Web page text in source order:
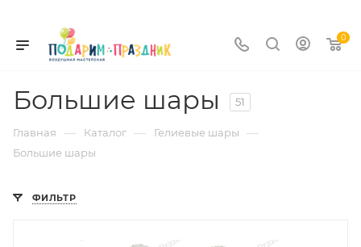
0
Большие шары 51
Главная — Каталог — Гелиевые шары —
Большие шары
ФИЛЬТР